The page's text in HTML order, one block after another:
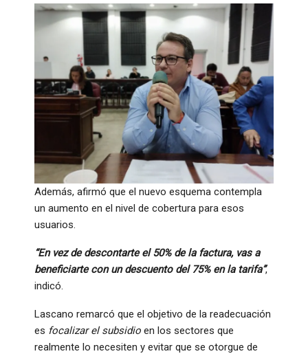
Además, afirmó que el nuevo esquema contempla
un aumento en el nivel de cobertura para esos
usuarios.
“En vez de descontarte el 50% de la factura, vas a
beneficiarte con un descuento del 75% en la tarifa”,
indicó.
Lascano remarcó que el objetivo de la readecuación
es focalizar el subsidio en los sectores que
realmente lo necesiten y evitar que se otorgue de